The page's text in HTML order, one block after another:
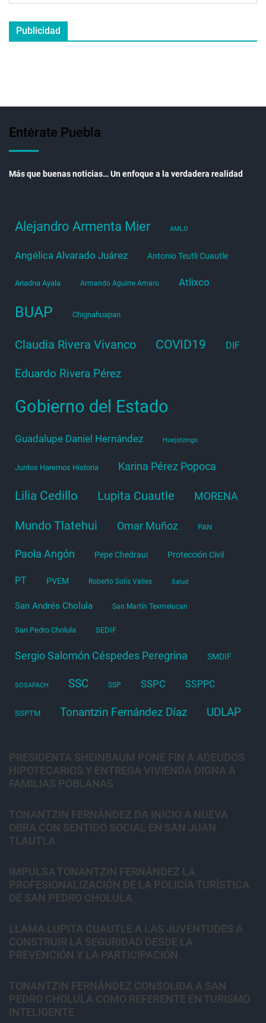
Publicidad
Entérate Puebla
Más que buenas noticias… Un enfoque a la verdadera realidad
Alejandro Armenta Mier AMLO
Angélica Alvarado Juárez Antonio Teutli Cuautle
Ariadna Ayala Armando Aguirre Amaro Atlixco
BUAP Chignahuapan
Claudia Rivera Vivanco COVID19 DIF
Eduardo Rivera Pérez
Gobierno del Estado
Guadalupe Daniel Hernández Huejotzingo
Juntos Haremos Historia Karina Pérez Popoca
Lilia Cedillo Lupita Cuautle MORENA
Mundo Tlatehui Omar Muñoz PAN
Paola Angón Pepe Chedraui Protección Civil
PT PVEM Roberto Solís Valles Salud
San Andrés Cholula San Martín Texmelucan
San Pedro Cholula SEDIF
Sergio Salomón Céspedes Peregrina SMDIF
SOSAPACH SSC SSP SSPC SSPPC
SSPTM Tonantzin Fernández Díaz UDLAP
PRESIDENTA SHEINBAUM PONE FIN A ADEUDOS
HIPOTECARIOS Y ENTREGA VIVIENDA DIGNA A
FAMILIAS POBLANAS
TONANTZIN FERNÁNDEZ DA INICIO A NUEVA
OBRA CON SENTIDO SOCIAL EN SAN JUAN
TLAUTLA
IMPULSA TONANTZIN FERNÁNDEZ LA
PROFESIONALIZACIÓN DE LA POLICÍA TURÍSTICA
DE SAN PEDRO CHOLULA
LLAMA LUPITA CUAUTLE A LAS JUVENTUDES A
CONSTRUIR LA SEGURIDAD DESDE LA
PREVENCIÓN Y LA PARTICIPACIÓN
TONANTZIN FERNÁNDEZ CONSOLIDA A SAN
PEDRO CHOLULA COMO REFERENTE EN TURISMO
INTELIGENTE